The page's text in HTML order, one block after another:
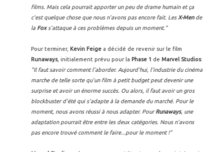
films. Mais cela pourrait apporter un peu de drame humain et ça
c'est quelque chose que nous n'avons pas encore fait. LesX-Mende
la Foxs'attaque à ces problèmes depuis un moment."
Pour terminer, Kevin Feige a décidé de revenir sur le film
Runaways, initialement prévu pour la Phase 1 de Marvel Studios:
"Il faut savoir comment l'aborder. Aujourd'hui, l'industrie du cinéma
marche de telle sorte qu'un film à petit budget peut devenir une
surprise et avoir un énorme succès. Ou alors, il faut avoir un gros
blockbuster d'été qui s'adapte à la demande du marché. Pour le
moment, nous avons réussi à nous adapter. PourRunaways, une
adaptation pourrait être entre les deux catégories. Nous n'avons
pas encore trouvé comment le faire...pour le moment !"